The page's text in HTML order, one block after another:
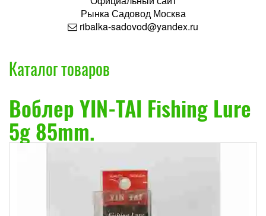
РынкаСадовод Москва
ribalka-sadovod@yandex.ru
Каталог товаров
Воблер YIN-TAI Fishing Lure
5g 85mm.